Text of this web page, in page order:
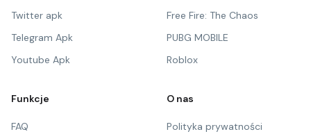
Twitter apk
Telegram Apk
Youtube Apk
Free Fire: The Chaos
PUBG MOBILE
Roblox
Funkcje
FAQ
O nas
Polityka prywatności